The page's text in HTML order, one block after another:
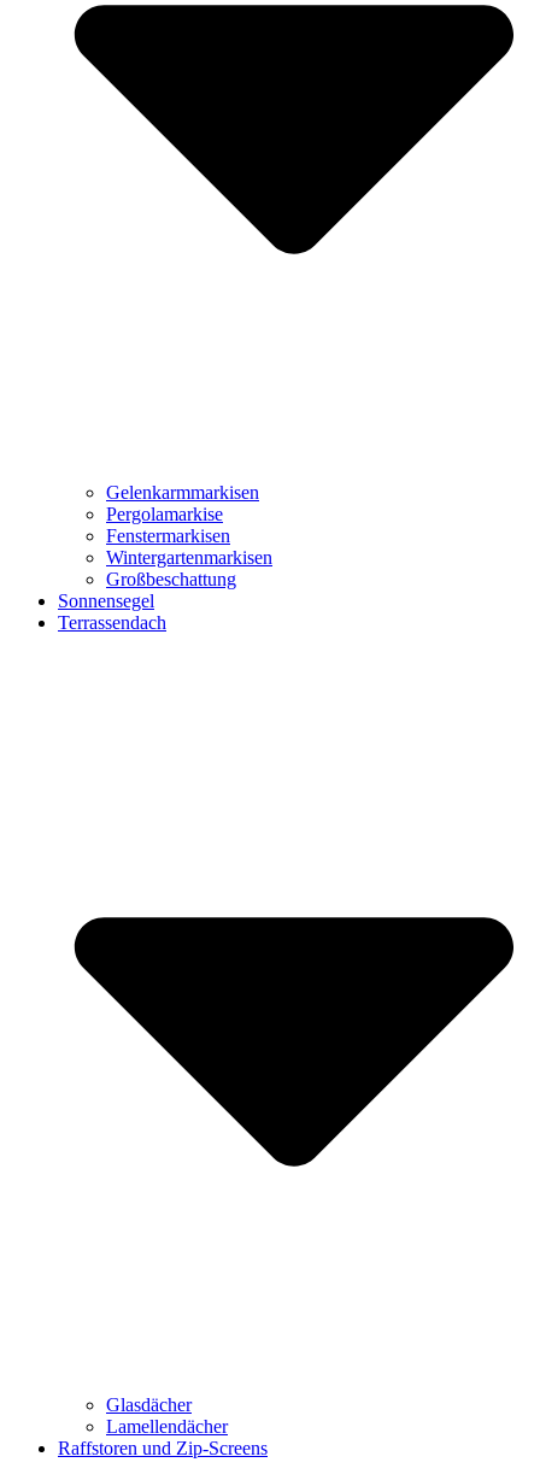
Gelenkarmmarkisen
Pergolamarkise
Fenstermarkisen
Wintergartenmarkisen
Großbeschattung
Sonnensegel
Terrassendach
Glasdächer
Lamellendächer
Raffstoren und Zip-Screens